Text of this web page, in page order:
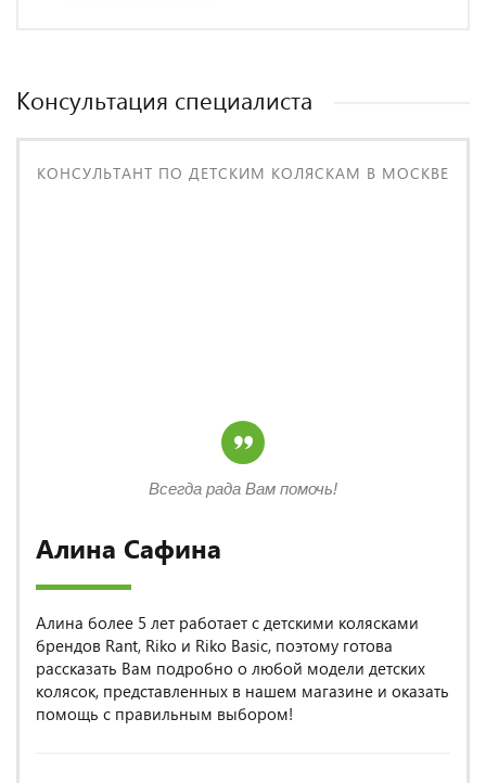
Консультация специалиста
КОНСУЛЬТАНТ ПО ДЕТСКИМ КОЛЯСКАМ В МОСКВЕ
Алина Сафина
Алина более 5 лет работает с детскими колясками
брендов Rant, Riko и Riko Basic, поэтому готова
рассказать Вам подробно о любой модели детских
колясок, представленных в нашем магазине и оказать
помощь с правильным выбором!
Всегда рада Вам помочь!